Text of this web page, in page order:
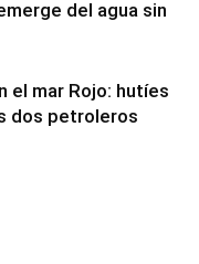
del agua sin
el mar Rojo: hutíes
dos petroleros